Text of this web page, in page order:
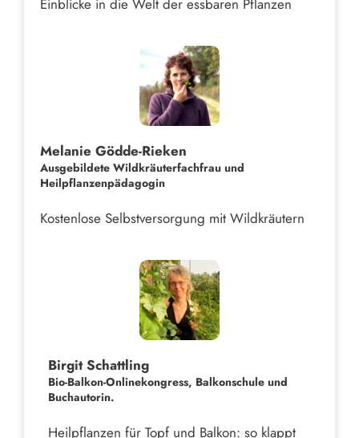
Melanie Gödde-Rieken
Ausgebildete Wildkräuterfachfrau und
Heilpflanzenpädagogin
Kostenlose Selbstversorgung mit Wildkräutern
Birgit Schattling
Bio-Balkon-Onlinekongress, Balkonschule und
Buchautorin.
Heilpflanzen für Topf und Balkon: so klappt